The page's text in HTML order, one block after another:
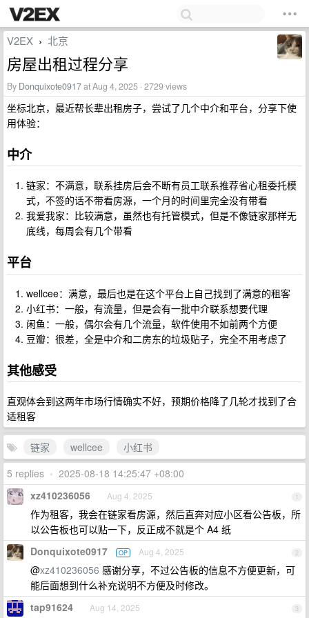
V2EX › 北京
房屋出租过程分享
By Donquixote0917at Aug 4, 2025 · 2729 views
坐标北京，最近帮长辈出租房子，尝试了几个中介和平台，分享下使
用体验：
中介
链家：不满意，联系挂房后会不断有员工联系推荐省心租委托模
式，不签的话不带看房源，一个月的时间里完全没有带看
我爱我家：比较满意，虽然也有托管模式，但是不像链家那样无
底线，每周会有几个带看
平台
wellcee：满意，最后也是在这个平台上自己找到了满意的租客
小红书：一般，有流量，但是会有一批中介联系想要代理
闲鱼：一般，偶尔会有几个流量，软件使用不如前两个方便
豆瓣：很差，全是中介和二房东的垃圾贴子，完全不用考虑了
其他感受
直观体会到这两年市场行情确实不好，预期价格降了几轮才找到了合
适租客
链家 wellcee
小红书
5 replies • 2025-08-18 14:25:47 +08:00
1
xz410236056 Aug 4, 2025
作为租客，我会在链家看房源，然后直奔对应小区看公告板，所
以公告板也可以贴一下，反正成不就是个 A4 纸
2
Donquixote0917 OP Aug 4, 2025
@xz410236056 感谢分享，不过公告板的信息不方便更新，可
能后面想到什么补充说明不方便及时修改。
3
tap91624 Aug 14, 2025